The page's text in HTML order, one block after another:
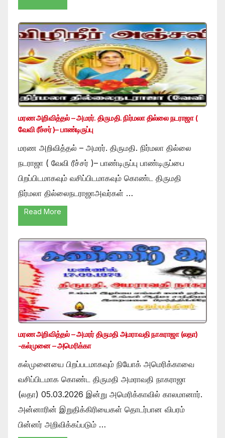
மரண அறிவித்தல் – அமரர். திருமதி. நிர்மலா தில்லை நடராஜா (
வேவி ரீச்சர் )– பாண்டிருப்பு
மரண அறிவித்தல் – அமரர். திருமதி. நிர்மலா தில்லை
நடராஜா ( வேவி ரீச்சர் )– பாண்டிருப்பு பாண்டிருப்பை
பிறப்பிடமாகவும் வசிப்பிடமாகவும் கொண்ட திருமதி
நிர்மலா தில்லைநடராஜாஅவர்கள் …
Read More
மரண அறிவித்தல் – அமரர் திருமதி அமராவதி நாகராஜா (லதா)
-கல்முனை – அமெரிக்கா
கல்முனையை பிறப்படமாகவும் நியோக் அமெரிக்காவை
வசிப்பிடமாக கொண்ட திருமதி அமராவதி நாகராஜா
(லதா) 05.03.2026 இன்று அமெரிக்காவில் காலமானார்.
அன்னாரின் இறுதிக்கிரியைகள் தொடர்பான விபரம்
பின்னர் அறிவிக்கப்படும் …